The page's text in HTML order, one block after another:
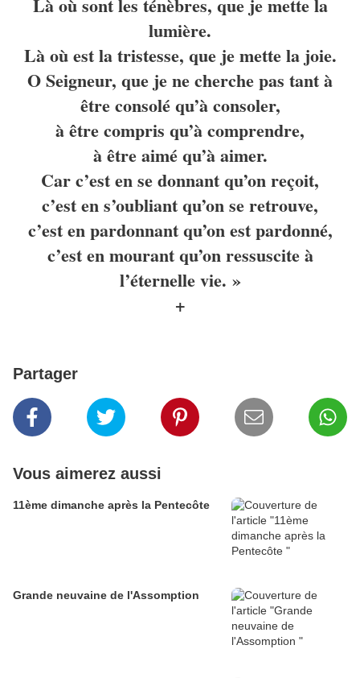
Là où sont les ténèbres, que je mette la
lumière.
Là où est la tristesse, que je mette la joie.
O Seigneur, que je ne cherche pas tant à
être consolé qu’à consoler,
à être compris qu’à comprendre,
à être aimé qu’à aimer.
Car c’est en se donnant qu’on reçoit,
c’est en s’oubliant qu’on se retrouve,
c’est en pardonnant qu’on est pardonné,
c’est en mourant qu’on ressuscite à
l’éternelle vie. »
+
Partager
Vous aimerez aussi
11ème dimanche après la Pentecôte
Grande neuvaine de l'Assomption